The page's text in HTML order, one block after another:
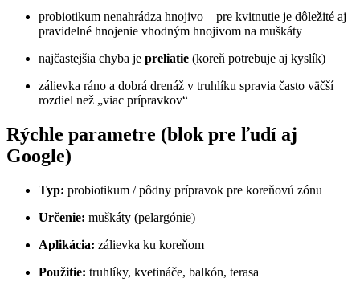
probiotikum nenahrádza hnojivo – pre kvitnutie je dôležité aj
pravidelné hnojenie vhodným hnojivom na muškáty
najčastejšia chyba je preliatie (koreň potrebuje aj kyslík)
zálievka ráno a dobrá drenáž v truhlíku spravia často väčší
rozdiel než „viac prípravkov“
Rýchle parametre (blok pre ľudí aj
Google)
Typ: probiotikum / pôdny prípravok pre koreňovú zónu
Určenie: muškáty (pelargónie)
Aplikácia: zálievka ku koreňom
Použitie: truhlíky, kvetináče, balkón, terasa